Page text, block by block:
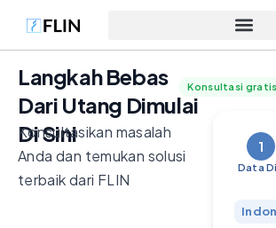
Langkah Bebas
Dari Utang Dimulai
Di Sini
Konsultasikan masalah
Anda dan temukan solusi
terbaik dari FLIN
Konsultasi gratis
1
Data